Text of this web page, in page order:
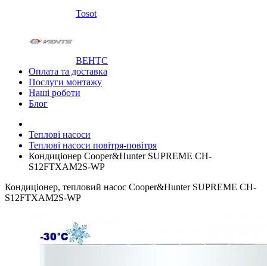
Tosot
ВЕНТС
Оплата та доставка
Послуги монтажу
Наші роботи
Блог
Теплові насоси
Теплові насоси повітря-повітря
Кондиціонер Cooper&Hunter SUPREME CH-
S12FTXAM2S-WP
Кондиціонер, тепловий насос Cooper&Hunter SUPREME CH-
S12FTXAM2S-WP